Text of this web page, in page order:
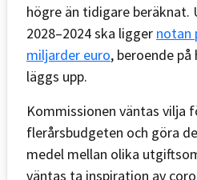
högre än tidigare beräknat.
2028–2024 ska ligger notan
miljarder euro, beroende
läggs upp.
Kommissionen väntas vilja
flerårsbudgeten och göra
medel mellan olika
väntas ta inspiration av